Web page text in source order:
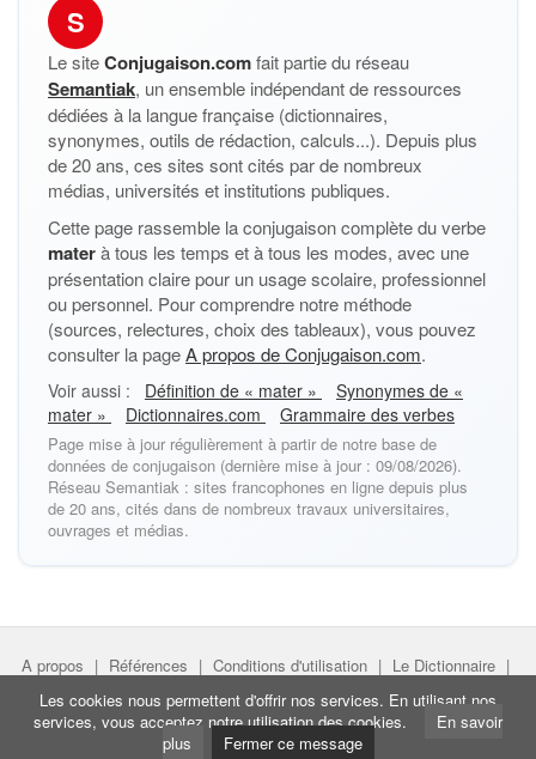
S
Le siteConjugaison.comfait partie du réseau
Semantiak, un ensemble indépendant de ressources
dédiées à la langue française (dictionnaires,
synonymes, outils de rédaction, calculs...). Depuis plus
de 20 ans, ces sites sont cités par de nombreux
médias, universités et institutions publiques.
Cette page rassemble la conjugaison complète du verbe
materà tous les temps et à tous les modes, avec une
présentation claire pour un usage scolaire, professionnel
ou personnel. Pour comprendre notre méthode
(sources, relectures, choix des tableaux), vous pouvez
consulter la pageA propos de Conjugaison.com.
Voir aussi : Définition de « mater »
Synonymes de «
mater »
Dictionnaires.com Grammaire des verbes
Page mise à jour régulièrement à partir de notre base de
données de conjugaison (dernière mise à jour : 09/08/2026).
Réseau Semantiak : sites francophones en ligne depuis plus
de 20 ans, cités dans de nombreux travaux universitaires,
ouvrages et médias.
A propos | Références | Conditions d'utilisation | Le Dictionnaire |
Faire un lien | Liens utiles
Directeur de projet :Nicolas Belotti- Copyright © Semantiak.com
Les cookies nous permettent d'offrir nos services. En utilisant nos
services, vous acceptez notre utilisation des cookies.
En savoir
plus
Fermer ce message